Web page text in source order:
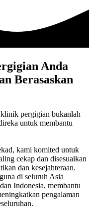
Anda
Berasaskan
pergigian bukanlah
untuk membantu
kami komited untuk
cekap dan disesuaikan
dan kesejahteraan.
di seluruh Asia
Indonesia, membantu
pengalaman